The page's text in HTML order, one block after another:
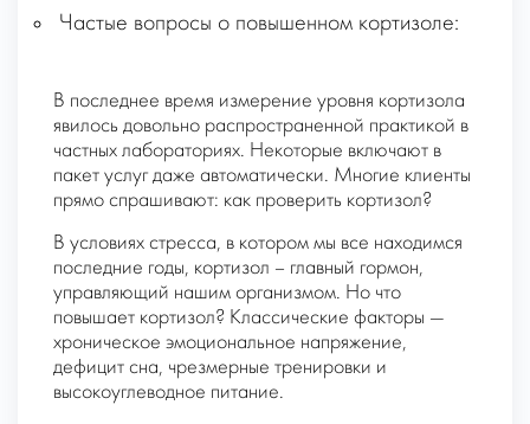
Частые вопросы о повышенном кортизоле:
В последнее время измерение уровня кортизола
явилось довольно распространенной практикой в
частных лабораториях. Некоторые включают в
пакет услуг даже автоматически. Многие клиенты
прямо спрашивают: как проверить кортизол?
В условиях стресса, в котором мы все находимся
последние годы, кортизол – главный гормон,
управляющий нашим организмом. Но что
повышает кортизол? Классические факторы —
хроническое эмоциональное напряжение,
дефицит сна, чрезмерные тренировки и
высокоуглеводное питание.